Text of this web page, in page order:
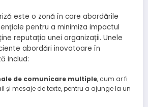
este o zonă în care abordările
pentru a minimiza impactul
reputația unei organizații. Unele
abordări inovatoare în
includ:
de comunicare multiple, cum ar fi
și mesaje de texte, pentru a ajunge la un